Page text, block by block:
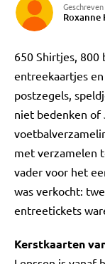
Roxanne
650 Shirtjes, 800
entreekaartjes
postzegels,
niet bedenken of
met verzamelen
vader voor het
was verkocht:
entreetickets
Kerstkaarten